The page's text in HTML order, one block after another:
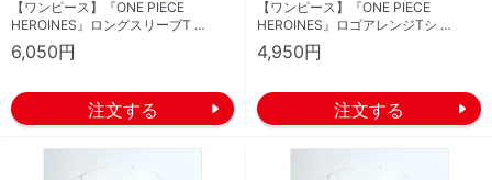
【ワンピース】『ONE PIECE
HEROINES』ロングスリーブT …
6,050円
【ワンピース】『ONE PIECE
HEROINES』ロゴアレンジTシ …
4,950円